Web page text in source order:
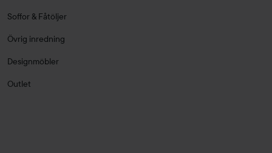
Soffor & Fåtöljer
Övrig inredning
Designmöbler
Outlet